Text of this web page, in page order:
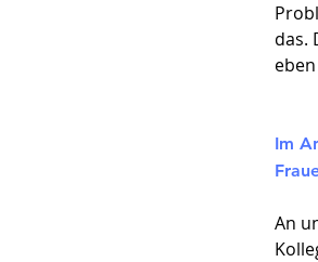
das.
Im
An